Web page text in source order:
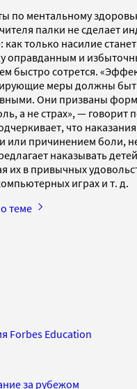
по ментальному
палки не сделает
как только насилие
оправданным и
быстро сотрется.
меры должны
Они призваны
а не страх», — говорит
что
или причинением боли,
наказывать
их в привычных
играх и т. д.
теме
Forbes Education
за рубежом